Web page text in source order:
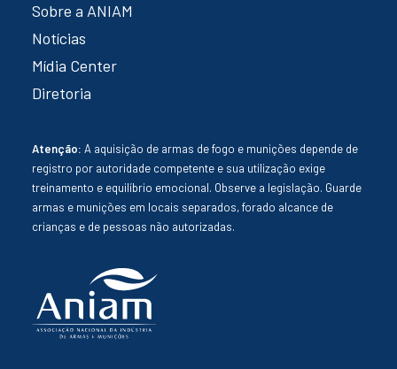
Sobre a ANIAM
Notícias
Mídia Center
Diretoria
Atenção: A aquisição de armas de fogo e munições depende de
registro por autoridade competente e sua utilização exige
treinamento e equilíbrio emocional. Observe a legislação. Guarde
armas e munições em locais separados, forado alcance de
crianças e de pessoas não autorizadas.